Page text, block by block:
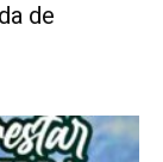
de